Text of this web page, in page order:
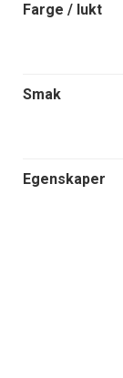
Farge / lukt
Smak
Egenskaper